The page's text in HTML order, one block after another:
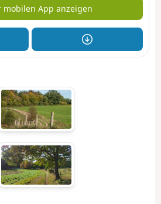
mobilen App anzeigen